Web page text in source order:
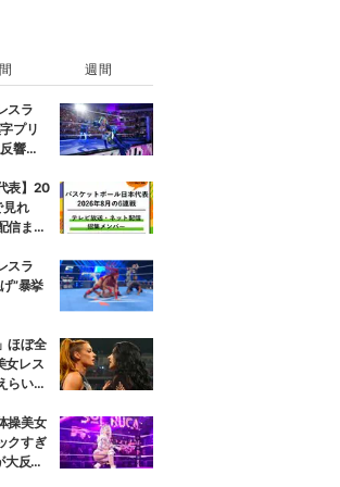
週間
スラ
プリ
響
表】20
れ
信まと
スラ
”暴挙
ほぼ全
女レス
らいセ
操美女
クすぎ
大反響